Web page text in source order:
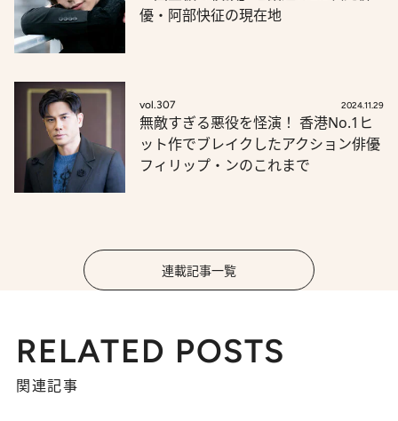
優・阿部快征の現在地
vol.307 2024.11.29
無敵すぎる悪役を怪演！ 香港No.1ヒ
ット作でブレイクしたアクション俳優
フィリップ・ンのこれまで
連載記事一覧
RELATED POSTS
関連記事